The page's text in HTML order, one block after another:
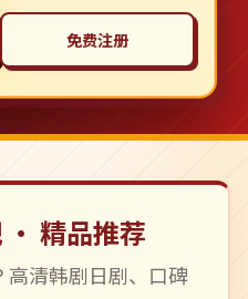
免费注册
· 精品推荐
高清韩剧日剧、口碑